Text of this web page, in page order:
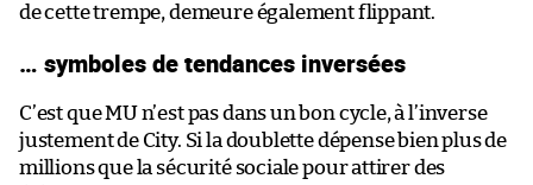
de cette trempe, demeure également flippant.
… symboles de tendances inversées
C’est que MU n’est pas dans un bon cycle, à l’inverse
justement de City. Si la doublette dépense bien plus de
millions que la sécurité sociale pour attirer des